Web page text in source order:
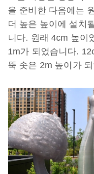
을 준비한 다음에는
더 높은 높이에 설치
니다. 원래 4cm 높이
1m가 되었습니다.
뚝 솟은 2m 높이가